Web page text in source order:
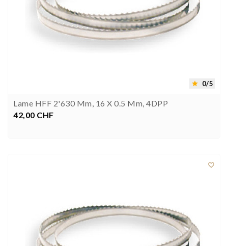
 0/5
Lame HFF 2'630 Mm, 16 X 0.5 Mm, 4DPP
Prezzo
42,00 CHF
